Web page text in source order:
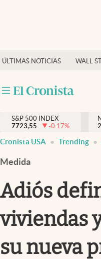
ÚLTIMAS NOTICIAS WALL
Finanzas y economía
Inmigración
Trending
Streaming
PC y mobile
S&P 500 INDEX
7723,55
-0.17%
Cronista USA Trending
Medida
Adiós
viviendas
su nueva